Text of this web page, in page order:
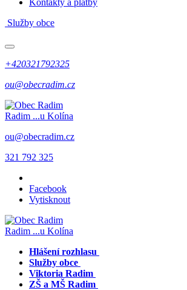
Kontakty a platby
Služby obce
+420321792325
ou@obecradim.cz
Radim ...u Kolína
ou@obecradim.cz
321 792 325
Facebook
Vytisknout
Radim ...u Kolína
Hlášení rozhlasu
Služby obce
Viktoria Radim
ZŠ a MŠ Radim